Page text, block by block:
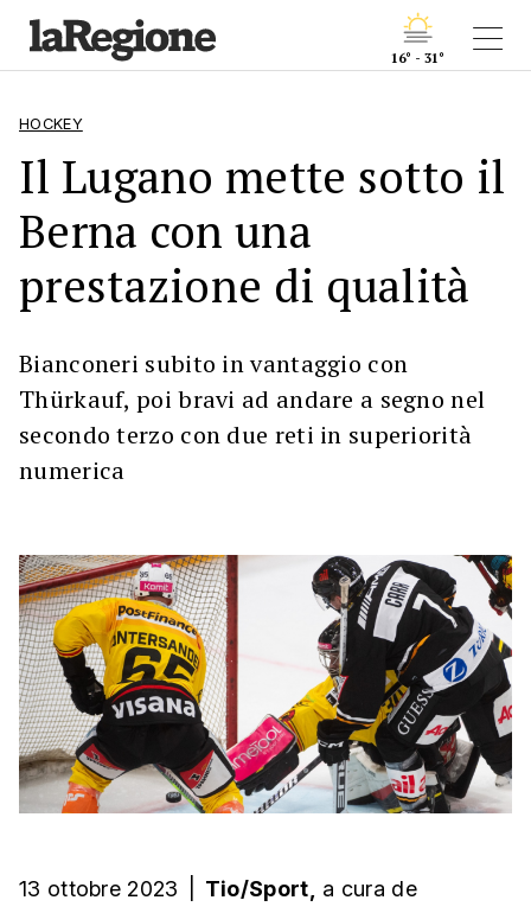
16° - 31°
HOCKEY
Il Lugano mette sotto il
Berna con una
prestazione di qualità
Bianconeri subito in vantaggio con
Thürkauf, poi bravi ad andare a segno nel
secondo terzo con due reti in superiorità
numerica
13 ottobre 2023 Tio/Sport, a cura de